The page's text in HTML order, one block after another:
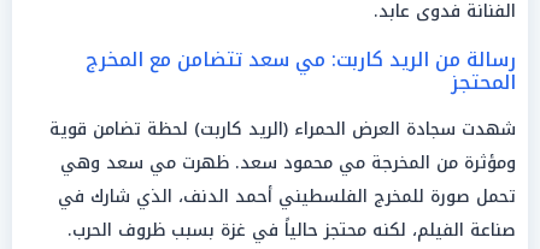
الفنانة فدوى عابد.
رسالة من الريد كاربت: مي سعد تتضامن مع المخرج
المحتجز
شهدت سجادة العرض الحمراء (الريد كاربت) لحظة تضامن قوية
ومؤثرة من المخرجة مي محمود سعد. ظهرت مي سعد وهي
تحمل صورة للمخرج الفلسطيني أحمد الدنف، الذي شارك في
صناعة الفيلم، لكنه محتجز حالياً في غزة بسبب ظروف الحرب.